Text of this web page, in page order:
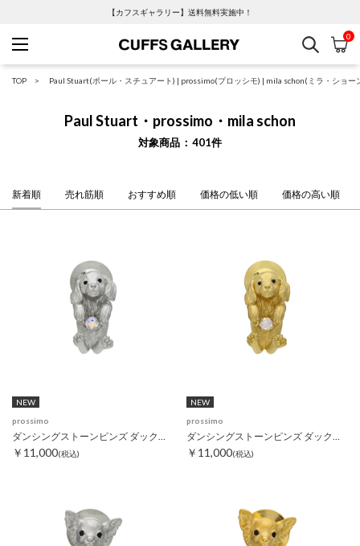
【カフスギャラリー】送料無料実施中！
Cuffs Gallery
検索 カ
0
TOP Paul Stuart(ポール・スチュアート) | prossimo(プロッシモ) | mila schon(ミラ・ショー
Paul Stuart・prossimo・mila schon
対象商品 401件
新着順 売れ筋順 おすすめ順 価格の低い順 価格の高い順
NEW
prossimo
￥11,000(税込)
NEW
prossimo
￥11,000(税込)